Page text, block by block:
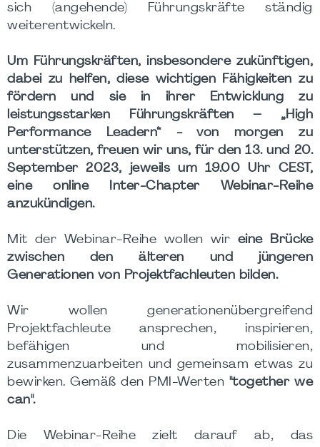
sich (angehende) Führungskräfte ständig
weiterentwickeln.
Um Führungskräften, insbesondere zukünftigen,
dabei zu helfen, diese wichtigen Fähigkeiten zu
fördern und sie in ihrer Entwicklung zu
leistungsstarken Führungskräften – „High
Performance Leadern“ - von morgen zu
unterstützen, freuen wir uns, für den 13. und 20.
September 2023, jeweils um 19.00 Uhr CEST,
eine online Inter-Chapter Webinar-Reihe
anzukündigen.
Mit der Webinar-Reihe wollen wir eine Brücke
zwischen den älteren und jüngeren
Generationen von Projektfachleuten bilden.
Wir wollen generationenübergreifend
Projektfachleute ansprechen, inspirieren,
befähigen und mobilisieren,
zusammenzuarbeiten und gemeinsam etwas zu
bewirken. Gemäß den PMI-Werten "together we
can".
Die Webinar-Reihe zielt darauf ab, das